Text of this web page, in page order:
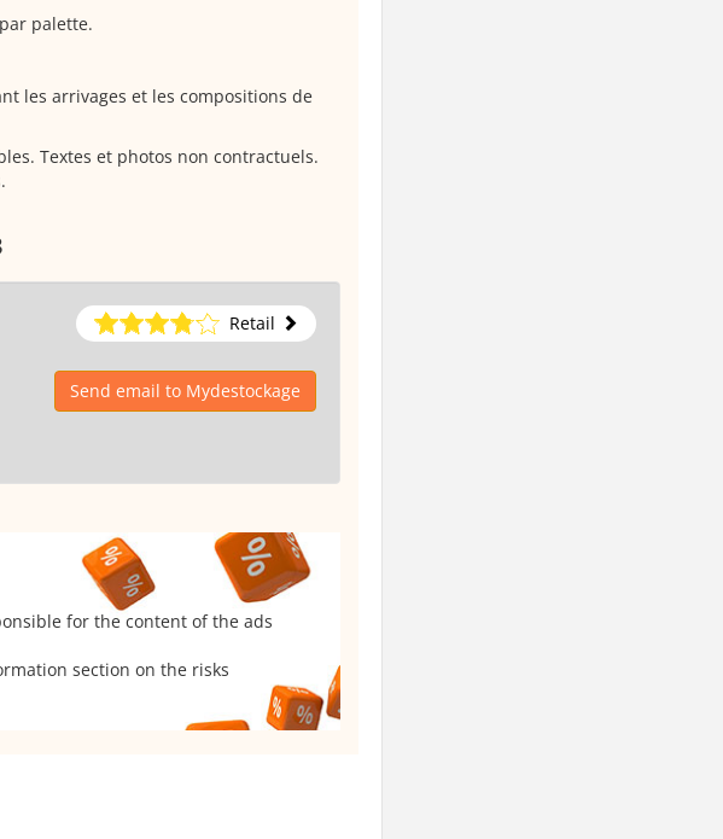
palette.
les arrivages et les compositions de
Textes et photos non contractuels.
Retail
Send email to Mydestockage
for the content of the ads
section on the risks